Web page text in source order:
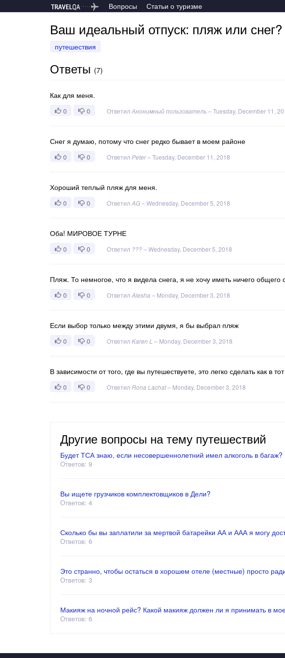
Вопросы Статьи о туризме
Ваш идеальный отпуск: пляж или снег?
путешествия
Ответы (7)
Как для меня.
0 0 Ответил Анонимный пользователь–Tuesday, December 11,
Снег я думаю, потому что снег редко бывает в моем районе
0 0 Ответил Peter–Tuesday, December 11, 2018
Хороший теплый пляж для меня.
0 0 Ответил AG–Wednesday, December 5, 2018
Оба! МИРОВОЕ ТУРНЕ
0 0 Ответил ???–Wednesday, December 5, 2018
Пляж. То немногое, что я видела снега, я не хочу иметь ничего общего
0 0 Ответил Alesha – Monday, December 3, 2018
Если выбор только между этими двумя, я бы выбрал пляж
0 0 Ответил Karen L – Monday, December 3, 2018
В зависимости от того, где вы путешествуете, это легко сделать как в
0 0 Ответил Rona Lachat– Monday, December 3, 2018
Другие вопросы на тему путешествий
Будет ТСА знаю, если несовершеннолетний имел алкоголь в багаж?
Ответов: 9
Вы ищете грузчиков комплектовщиков в Дели?
Ответов: 4
Сколько бы вы заплатили за мертвой батарейки АА и ААА я могу
Ответов: 6
Это странно, чтобы остаться в хорошем отеле (местные) просто
Ответов: 3
Макияж на ночной рейс? Какой макияж должен ли я принимать в
Ответов: 6